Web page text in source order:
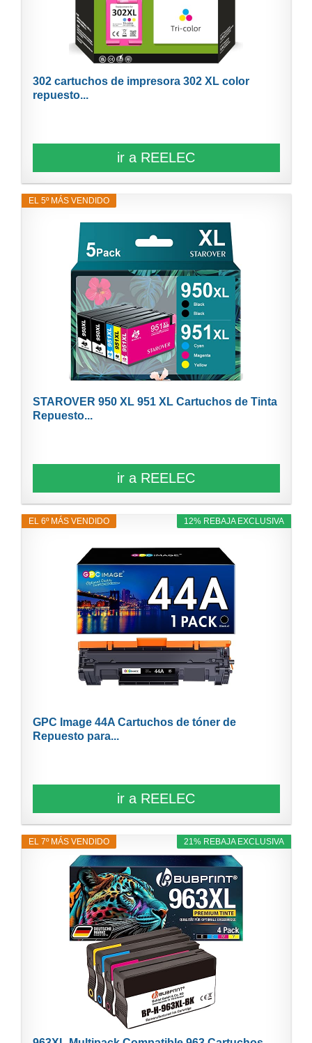
302 cartuchos de impresora 302 XL color
repuesto...
ir a REELEC
EL 5º MÁS VENDIDO
STAROVER 950 XL 951 XL Cartuchos de Tinta
Repuesto...
ir a REELEC
12% REBAJA EXCLUSIVA
EL 6º MÁS VENDIDO
GPC Image 44A Cartuchos de tóner de
Repuesto para...
ir a REELEC
21% REBAJA EXCLUSIVA
EL 7º MÁS VENDIDO